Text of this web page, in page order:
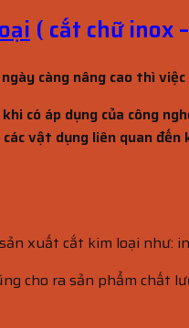
( cắt chữ inox
càng nâng cao thì
có áp dụng của công
các vật dụng liên quan
xuất cắt kim loại như:
cho ra sản phẩm chất